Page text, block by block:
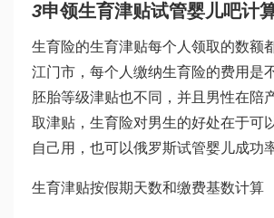
3申领生育津贴试管婴儿吧计
生育险的生育津贴每个人领取的数额
江门市，每个人缴纳生育险的费用是
胚胎等级津贴也不同，并且男性在陪
取津贴，生育险对男生的好处在于可
自己用，也可以俄罗斯试管婴儿成功
生育津贴按假期天数和缴费基数计算